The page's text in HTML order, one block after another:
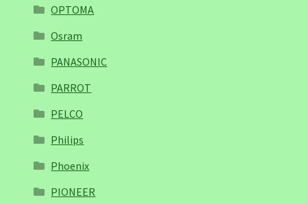
OPTOMA
Osram
PANASONIC
PARROT
PELCO
Philips
Phoenix
PIONEER